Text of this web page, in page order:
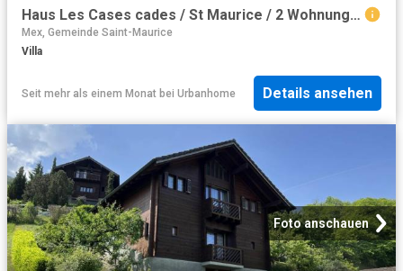
Haus Les Cases cades / St Maurice / 2 Wohnungen. /AUSSCHLIEßLICH
Mex, Gemeinde Saint-Maurice
Villa
Seit mehr als einem Monat bei Urbanhome Details ansehen
Foto anschauen